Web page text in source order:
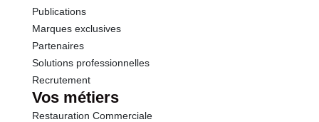
Sodium
Calcium
Publications
Marques exclusives
Partenaires
Solutions professionnelles
Recrutement
Vos métiers
Restauration Commerciale